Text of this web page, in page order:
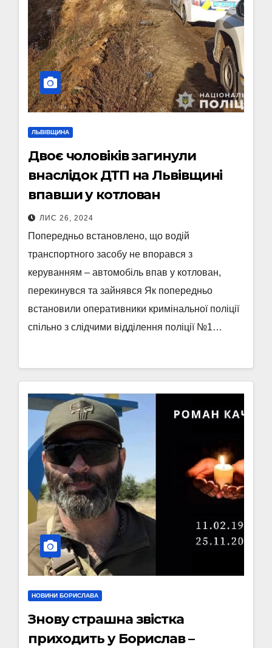
ЛЬВІВЩИНА
Двоє чоловіків загинули
внаслідок ДТП на Львівщині
впавши у котлован
ЛИС 26, 2024
Попередньо встановлено, що водій
транспортного засобу не впорався з
керуванням – автомобіль впав у котлован,
перекинувся та зайнявся Як попередньо
встановили оперативники кримінальної поліції
спільно з слідчими відділення поліції №1…
НОВИНИ БОРИСЛАВА
Знову страшна звістка
приходить у Борислав –